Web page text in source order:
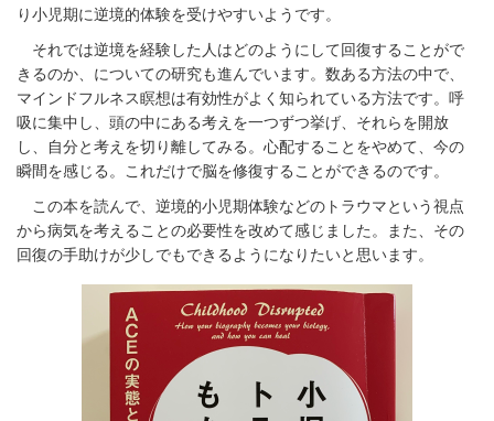
り小児期に逆境的体験を受けやすいようです。
それでは逆境を経験した人はどのようにして回復することがで
きるのか、についての研究も進んでいます。数ある方法の中で、
マインドフルネス瞑想は有効性がよく知られている方法です。呼
吸に集中し、頭の中にある考えを一つずつ挙げ、それらを開放
し、自分と考えを切り離してみる。心配することをやめて、今の
瞬間を感じる。これだけで脳を修復することができるのです。
この本を読んで、逆境的小児期体験などのトラウマという視点
から病気を考えることの必要性を改めて感じました。また、その
回復の手助けが少しでもできるようになりたいと思います。